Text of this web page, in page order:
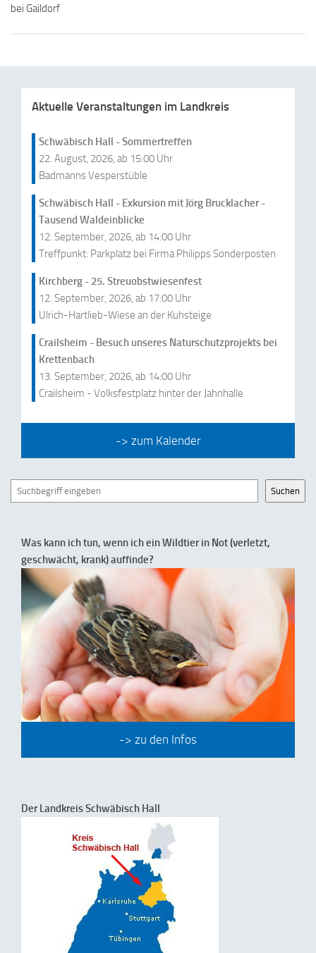
bei Gaildorf
Aktuelle Veranstaltungen im Landkreis
Schwäbisch Hall - Sommertreffen
22. August, 2026, ab 15:00 Uhr
Badmanns Vesperstüble
Schwäbisch Hall - Exkursion mit Jörg Brucklacher -
Tausend Waldeinblicke
12. September, 2026, ab 14:00 Uhr
Treffpunkt: Parkplatz bei Firma Philipps Sonderposten
Kirchberg - 25. Streuobstwiesenfest
12. September, 2026, ab 17:00 Uhr
Ulrich-Hartlieb-Wiese an der Kuhsteige
Crailsheim - Besuch unseres Naturschutzprojekts bei
Krettenbach
13. September, 2026, ab 14:00 Uhr
Crailsheim - Volksfestplatz hinter der Jahnhalle
-> zum Kalender
Suchen Suchen
Was kann ich tun, wenn ich ein Wildtier in Not (verletzt,
geschwächt, krank) auffinde?
-> zu den Infos
Der Landkreis Schwäbisch Hall